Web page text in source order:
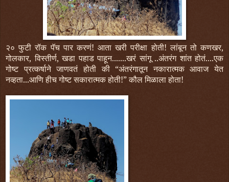
२० फुटी रॉक पॅच पार करणं! आता खरी परीक्षा होती! लांबून तो कणखर,
गोलकार, विस्तीर्ण, खडा पहाड पाहून.......खरं सांगू ..अंतरंग शांत होतं....एक
गोष्ट प्रत्कर्षाने जाणवतं होती की “अंतरंगातून नकारात्मक आवाज येत
नव्हता...आणि हीच गोष्ट सकारात्मक होती!” कौल मिळाला होता!